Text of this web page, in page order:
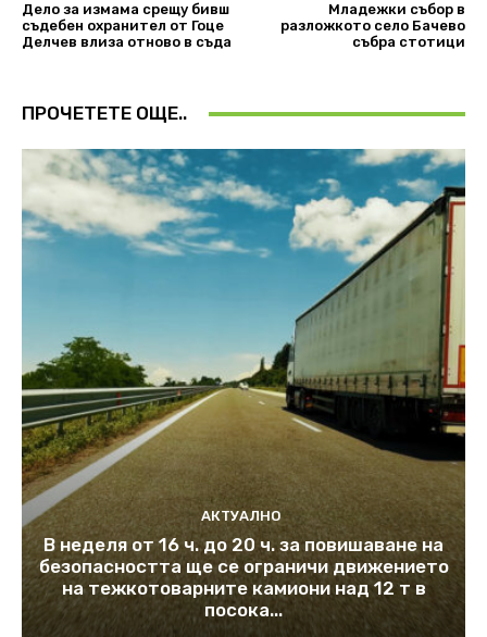
Дело за измама срещу бивш
съдебен охранител от Гоце
Делчев влиза отново в съда
Младежки събор в
разложкото село Бачево
събра стотици
ПРОЧЕТЕТЕ ОЩЕ..
АКТУАЛНО
В неделя от 16 ч. до 20 ч. за повишаване на
безопасността ще се ограничи движението
на тежкотоварните камиони над 12 т в
посока...